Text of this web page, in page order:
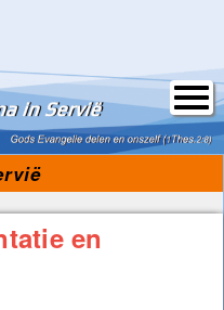
en